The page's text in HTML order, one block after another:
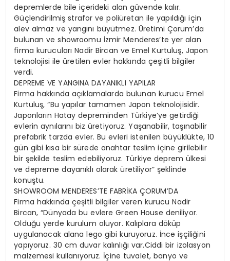
depremlerde bile içerideki alan güvende kalır.
Güçlendirilmiş strafor ve poliüretan ile yapıldığı için
alev almaz ve yangını büyütmez. Üretimi Çorum’da
bulunan ve showroomu İzmir Menderes’te yer alan
firma kurucuları Nadir Bircan ve Emel Kurtuluş, Japon
teknolojisi ile üretilen evler hakkında çeşitli bilgiler
verdi.
DEPREME VE YANGINA DAYANIKLI YAPILAR
Firma hakkında açıklamalarda bulunan kurucu Emel
Kurtuluş, “Bu yapılar tamamen Japon teknolojisidir.
Japonların Hatay depreminden Türkiye’ye getirdiği
evlerin aynılarını biz üretiyoruz. Yaşanabilir, taşınabilir
prefabrik tarzda evler. Bu evleri istenilen büyüklükte, 10
gün gibi kısa bir sürede anahtar teslim içine girilebilir
bir şekilde teslim edebiliyoruz. Türkiye deprem ülkesi
ve depreme dayanıklı olarak üretiliyor” şeklinde
konuştu.
SHOWROOM MENDERES’TE FABRİKA ÇORUM’DA
Firma hakkında çeşitli bilgiler veren kurucu Nadir
Bircan, “Dünyada bu evlere Green House deniliyor.
Olduğu yerde kurulum oluyor. Kalıplara döküp
uygulanacak alana lego gibi kuruyoruz. İnce işçiliğini
yapıyoruz. 30 cm duvar kalınlığı var.Ciddi bir izolasyon
malzemesi kullanıyoruz. İçine tuvalet, banyo ve